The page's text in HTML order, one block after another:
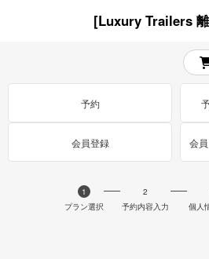
[Luxury Trailers
予約
会員登録 会
1
プラン選択
2
予約内容入力
個人